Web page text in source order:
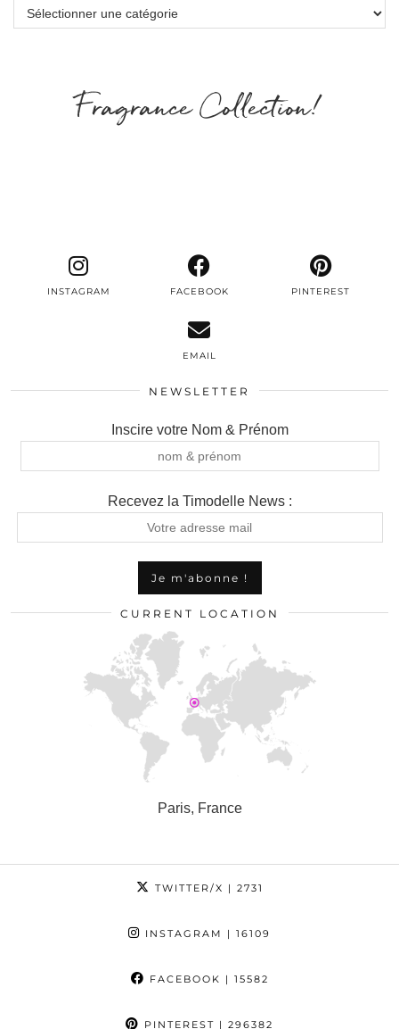
Catégories
Fragrance Collection!
INSTAGRAM FACEBOOK PINTEREST
EMAIL
NEWSLETTER
Inscire votre Nom & Prénom
Recevez la Timodelle News :
CURRENT LOCATION
Paris, France
TWITTER/X | 2731
INSTAGRAM | 16109
FACEBOOK | 15582
PINTEREST | 296382